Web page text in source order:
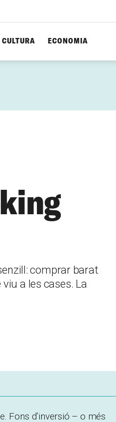
CULTURA ECONOMIA
comprar barat
a les cases. La
Fons d’inversió – o més